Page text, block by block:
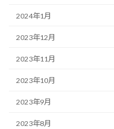
2024年1月
2023年12月
2023年11月
2023年10月
2023年9月
2023年8月